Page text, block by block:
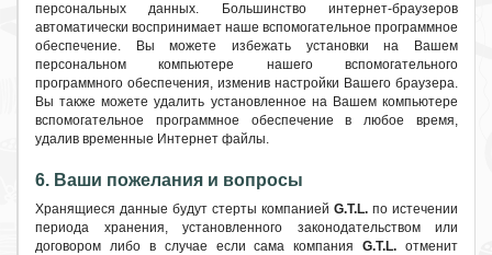
персональных данных. Большинство интернет-браузеров
автоматически воспринимает наше вспомогательное программное
обеспечение. Вы можете избежать установки на Вашем
персональном компьютере нашего вспомогательного
программного обеспечения, изменив настройки Вашего браузера.
Вы также можете удалить установленное на Вашем компьютере
вспомогательное программное обеспечение в любое время,
удалив временные Интернет файлы.
6. Ваши пожелания и вопросы
Хранящиеся данные будут стерты компанией G.T.L. по истечении
периода хранения, установленного законодательством или
договором либо в случае если сама компанияG.T.L. отменит